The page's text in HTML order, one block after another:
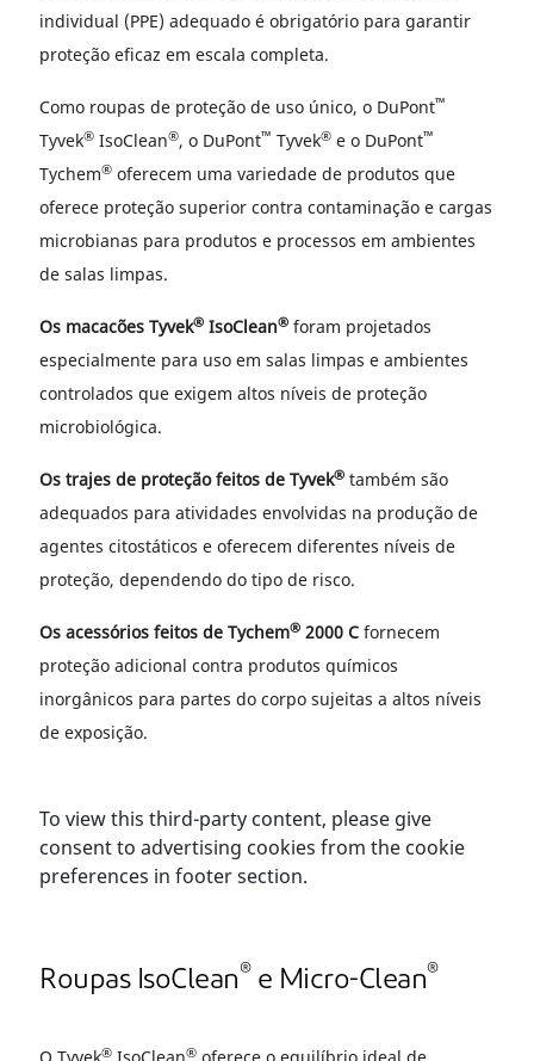
individual (PPE) adequado é obrigatório para garantir
proteção eficaz em escala completa.
Como roupas de proteção de uso único, o DuPont™
Tyvek® IsoClean®, o DuPont™ Tyvek® e o DuPont™
Tychem® oferecem uma variedade de produtos que
oferece proteção superior contra contaminação e cargas
microbianas para produtos e processos em ambientes
de salas limpas.
Os macacões Tyvek® IsoClean® foram projetados
especialmente para uso em salas limpas e ambientes
controlados que exigem altos níveis de proteção
microbiológica.
Os trajes de proteção feitos de Tyvek® também são
adequados para atividades envolvidas na produção de
agentes citostáticos e oferecem diferentes níveis de
proteção, dependendo do tipo de risco.
Os acessórios feitos de Tychem® 2000 C fornecem
proteção adicional contra produtos químicos
inorgânicos para partes do corpo sujeitas a altos níveis
de exposição.
To view this third-party content, please give
consent to advertising cookies from the cookie
preferences in footer section.
Roupas IsoClean® e Micro-Clean®
® ®